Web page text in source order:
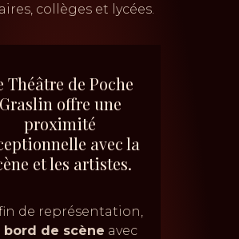
collèges et lycées.
Théâtre de Poche
Graslin offre une
proximité
avec la
et les artistes.
de représentation,
bord de scène avec